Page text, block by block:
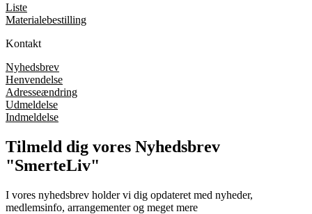
Liste
Materialebestilling
Kontakt
Nyhedsbrev
Henvendelse
Adresseændring
Udmeldelse
Indmeldelse
Tilmeld dig vores Nyhedsbrev
"SmerteLiv"
I vores nyhedsbrev holder vi dig opdateret med nyheder,
medlemsinfo, arrangementer og meget mere